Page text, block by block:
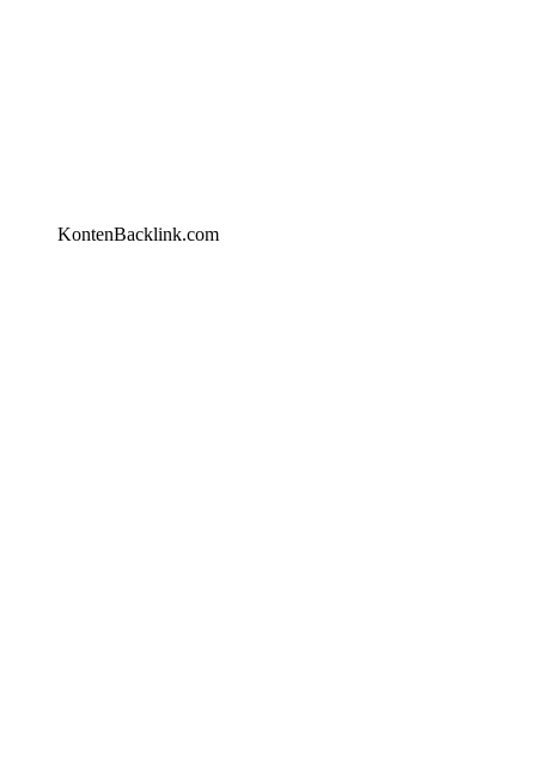
KontenBacklink.com